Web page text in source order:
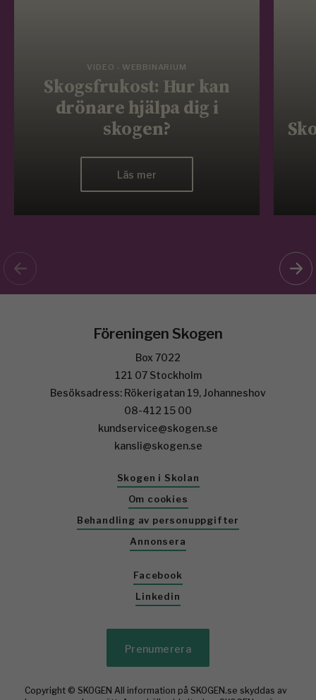
VIDEO - WEBBINARIUM
Skogsfrukost: Hur kan
drönare hjälpa dig i
skogen?
Läs mer
Föreningen Skogen
Box 7022
121 07 Stockholm
Besöksadress: Rökerigatan 19, Johanneshov
08-412 15 00
kundservice@skogen.se
kansli@skogen.se
Skogen i Skolan
Om cookies
Behandling av personuppgifter
Annonsera
Facebook
Linkedin
Prenumerera
Copyright © SKOGEN All information på SKOGEN.se skyddas av